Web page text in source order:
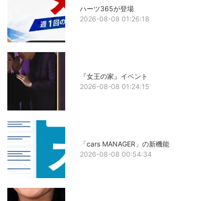
ハーツ365が登場
2026-08-08 01:26:18
『女王の家』イベント
2026-08-08 01:24:15
「cars MANAGER」の新機能
2026-08-08 00:54:34